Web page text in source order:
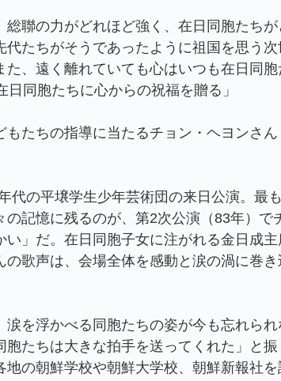
聯の力がどれほど強く、在日同胞たちが
たちがそうであったように祖国を思う次
、遠く離れていても心はいつも在日同胞
同胞たちに心からの祝福を贈る」
たちの指導に当たるチョン・ヘヨンさん
代の平壌学生少年芸術団の来日公演。最
記憶に残るのが、第2次公演（83年）で
」だ。在日同胞子女に注がれる金日成主
歌声は、会場全体を感動と涙の渦に巻き
を浮かべる同胞たちの姿が今も忘れられ
たちは大きな拍手を送ってくれた」と振
の朝鮮学校や朝鮮大学校、朝鮮新報社を